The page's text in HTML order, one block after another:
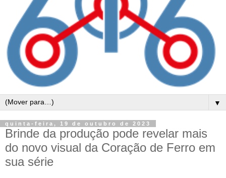
▼
quinta-feira, 19 de outubro de 2023
Brinde da produção pode revelar mais
do novo visual da Coração de Ferro em
sua série